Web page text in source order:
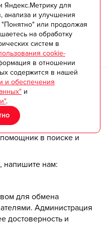
за календарный месяц:
в поиске и
напишите нам:
для обмена
Администрация
достоверность и
для
анализа и улучшения
или продолжая
на обработку
систем в
cookie-
в отношении
содержится в нашей
и обеспечения
и
.